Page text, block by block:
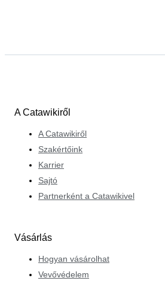
A Catawikiről
A Catawikiről
Szakértőink
Karrier
Sajtó
Partnerként a Catawikivel
Vásárlás
Hogyan vásárolhat
Vevővédelem